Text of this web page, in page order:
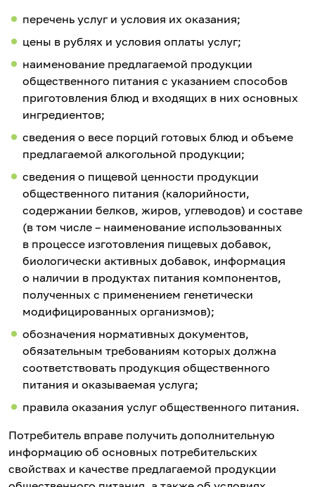
перечень услуг и условия их оказания;
цены в рублях и условия оплаты услуг;
наименование предлагаемой продукции
общественного питания с указанием способов
приготовления блюд и входящих в них основных
ингредиентов;
сведения о весе порций готовых блюд и объеме
предлагаемой алкогольной продукции;
сведения о пищевой ценности продукции
общественного питания (калорийности,
содержании белков, жиров, углеводов) и составе
(в том числе – наименование использованных
в процессе изготовления пищевых добавок,
биологически активных добавок, информация
о наличии в продуктах питания компонентов,
полученных с применением генетически
модифицированных организмов);
обозначения нормативных документов,
обязательным требованиям которых должна
соответствовать продукция общественного
питания и оказываемая услуга;
правила оказания услуг общественного питания.
Потребитель вправе получить дополнительную
информацию об основных потребительских
свойствах и качестве предлагаемой продукции